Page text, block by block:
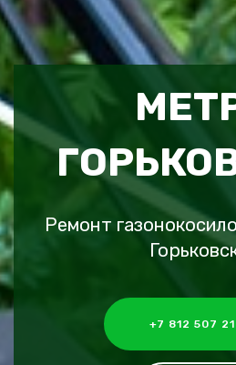
Ремонт
+7 812 507 21